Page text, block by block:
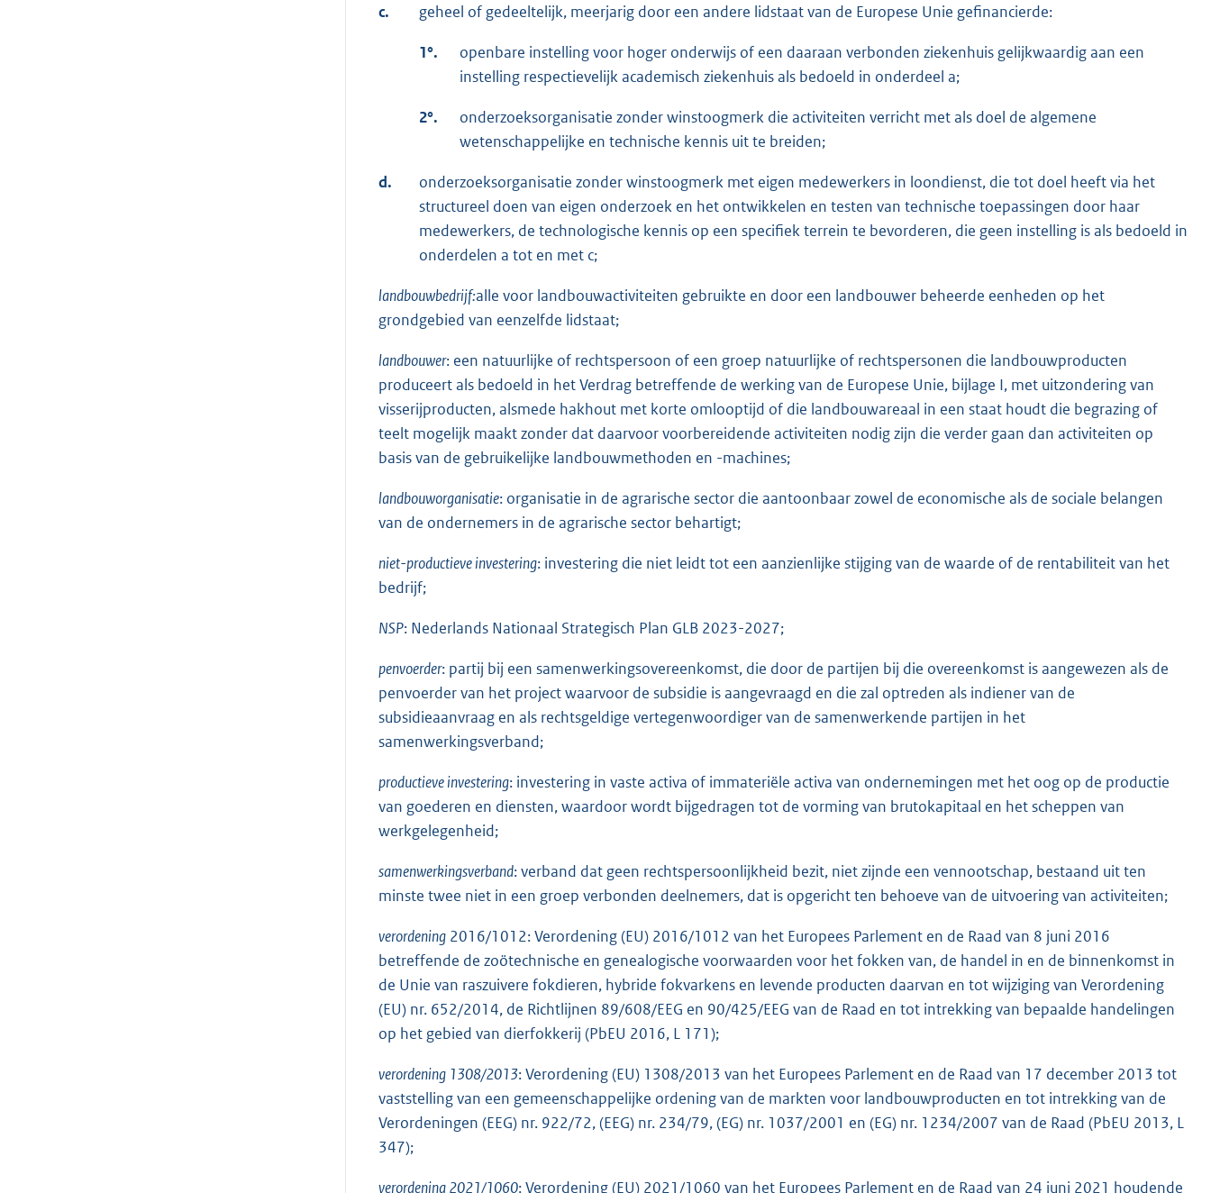
c. geheel of gedeeltelijk, meerjarig door een andere lidstaat van de Europese Unie gefinancierde:
1°.
openbare instelling voor hoger onderwijs of een daaraan verbonden ziekenhuis gelijkwaardig aan een
instelling respectievelijk academisch ziekenhuis als bedoeld in onderdeel a;
2°.
onderzoeksorganisatie zonder winstoogmerk die activiteiten verricht met als doel de algemene
wetenschappelijke en technische kennis uit te breiden;
d.
onderzoeksorganisatie zonder winstoogmerk met eigen medewerkers in loondienst, die tot doel heeft via het
structureel doen van eigen onderzoek en het ontwikkelen en testen van technische toepassingen door haar
medewerkers, de technologische kennis op een specifiek terrein te bevorderen, die geen instelling is als bedoeld in
onderdelen a tot en met c;
landbouwbedrijf:alle voor landbouwactiviteiten gebruikte en door een landbouwer beheerde eenheden op het
grondgebied van eenzelfde lidstaat;
landbouwer: een natuurlijke of rechtspersoon of een groep natuurlijke of rechtspersonen die landbouwproducten
produceert als bedoeld in het Verdrag betreffende de werking van de Europese Unie, bijlage I, met uitzondering van
visserijproducten, alsmede hakhout met korte omlooptijd of die landbouwareaal in een staat houdt die begrazing of
teelt mogelijk maakt zonder dat daarvoor voorbereidende activiteiten nodig zijn die verder gaan dan activiteiten op
basis van de gebruikelijke landbouwmethoden en -machines;
landbouworganisatie: organisatie in de agrarische sector die aantoonbaar zowel de economische als de sociale belangen
van de ondernemers in de agrarische sector behartigt;
niet-productieve investering: investering die niet leidt tot een aanzienlijke stijging van de waarde of de rentabiliteit van het
bedrijf;
NSP: Nederlands Nationaal Strategisch Plan GLB 2023-2027;
penvoerder: partij bij een samenwerkingsovereenkomst, die door de partijen bij die overeenkomst is aangewezen als de
penvoerder van het project waarvoor de subsidie is aangevraagd en die zal optreden als indiener van de
subsidieaanvraag en als rechtsgeldige vertegenwoordiger van de samenwerkende partijen in het
samenwerkingsverband;
productieve investering: investering in vaste activa of immateriële activa van ondernemingen met het oog op de productie
van goederen en diensten, waardoor wordt bijgedragen tot de vorming van brutokapitaal en het scheppen van
werkgelegenheid;
samenwerkingsverband: verband dat geen rechtspersoonlijkheid bezit, niet zijnde een vennootschap, bestaand uit ten
minste twee niet in een groep verbonden deelnemers, dat is opgericht ten behoeve van de uitvoering van activiteiten;
verordening 2016/1012: Verordening (EU) 2016/1012 van het Europees Parlement en de Raad van 8 juni 2016
betreffende de zoötechnische en genealogische voorwaarden voor het fokken van, de handel in en de binnenkomst in
de Unie van raszuivere fokdieren, hybride fokvarkens en levende producten daarvan en tot wijziging van Verordening
(EU) nr. 652/2014, de Richtlijnen 89/608/EEG en 90/425/EEG van de Raad en tot intrekking van bepaalde handelingen
op het gebied van dierfokkerij (PbEU 2016, L 171);
verordening 1308/2013: Verordening (EU) 1308/2013 van het Europees Parlement en de Raad van 17 december 2013 tot
vaststelling van een gemeenschappelijke ordening van de markten voor landbouwproducten en tot intrekking van de
Verordeningen (EEG) nr. 922/72, (EEG) nr. 234/79, (EG) nr. 1037/2001 en (EG) nr. 1234/2007 van de Raad (PbEU 2013, L
347);
verordening 2021/1060: Verordening (EU) 2021/1060 van het Europees Parlement en de Raad van 24 juni 2021 houdende